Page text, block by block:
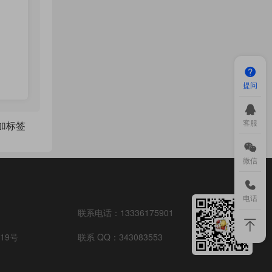
标签
号
联系电话： 13336175901
联系 QQ： 343083553
提问
客服
微信
电话